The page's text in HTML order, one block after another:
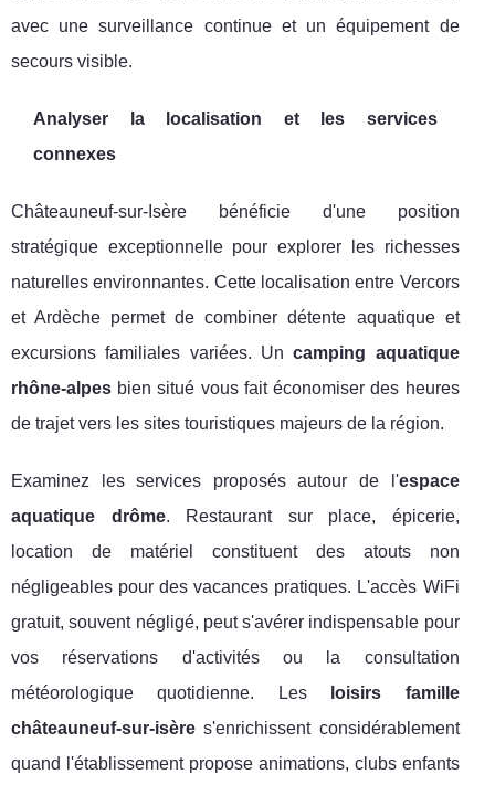
avec une surveillance continue et un équipement de
secours visible.
Analyser la localisation et les services
connexes
Châteauneuf-sur-Isère bénéficie d'une position
stratégique exceptionnelle pour explorer les richesses
naturelles environnantes. Cette localisation entre Vercors
et Ardèche permet de combiner détente aquatique et
excursions familiales variées. Uncamping aquatique
rhône-alpes bien situé vous fait économiser des heures
de trajet vers les sites touristiques majeurs de la région.
Examinez les services proposés autour de l'espace
aquatique drôme. Restaurant sur place, épicerie,
location de matériel constituent des atouts non
négligeables pour des vacances pratiques. L'accès WiFi
gratuit, souvent négligé, peut s'avérer indispensable pour
vos réservations d'activités ou la consultation
météorologique quotidienne. Les
loisirs famille
châteauneuf-sur-isère s'enrichissent considérablement
quand l'établissement propose animations, clubs enfants